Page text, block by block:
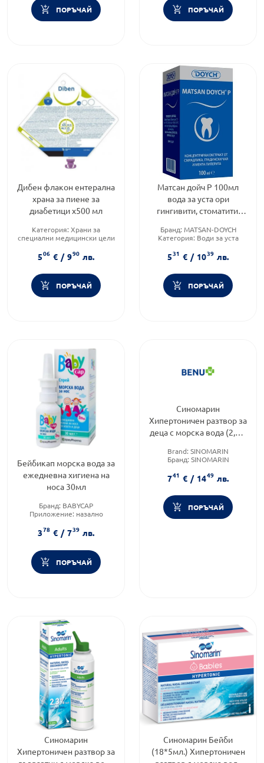
ПОРЪЧАЙ ПОРЪЧАЙ
Дибен флакон ентерална
храна за пиене за
диабетици х500 мл
Категория: Храни за
специални медицински цели
Приложение:орално
506 € / 990 лв.
ПОРЪЧАЙ
Матсан дойч Р 100мл
вода за уста ори
гингивити, стоматити,
Бранд: MATSAN-DOYCH
Категория: Води за уста
уста
531 € / 1039 лв.
ПОРЪЧАЙ
Бейбикап морска вода за
ежедневна хигиена на
носа 30мл
Бранд: BABYCAP
Приложение: назално
378 € / 739 лв.
ПОРЪЧАЙ
Синомарин
Хипертоничен разтвор за
деца с морска вода (2,3%
Brand: SINOMARIN
Бранд: SINOMARIN
741 € / 1449 лв.
ПОРЪЧАЙ
Синомарин
Хипертоничен разтвор за
Синомарин Бейби
(18*5мл.) Хипертоничен